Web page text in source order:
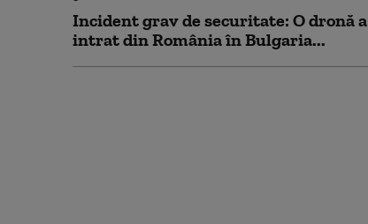
Incident grav de securitate: O dronă a
intrat din România în Bulgaria...